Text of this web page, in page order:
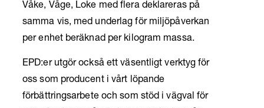
Våke, Våge, Loke med flera deklareras på
samma vis, med underlag för miljöpåverkan
per enhet beräknad per kilogram massa.
EPD:er utgör också ett väsentligt verktyg för
oss som producent i vårt löpande
förbättringsarbete och som stöd i vägval för